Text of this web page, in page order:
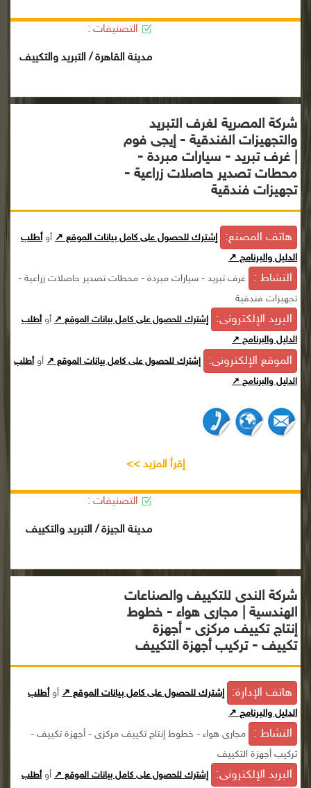
التصنيفات :
مدينة القاهرة / التبريد والتكييف
شركة المصرية لغرف التبريد
والتجهيزات الفندقية - إيجى فوم
| غرف تبريد - سيارات مبردة -
محطات تصدير حاصلات زراعية -
تجهيزات فندقية
هاتف المصنع: إشترك للحصول على كامل بيانات الموقع ↗ أوأطلب
الدليل والبرنامج ↗
النشاط :
غرف تبريد - سيارات مبردة - محطات تصدير حاصلات زراعية -
تجهيزات فندقية
البريد الإلكترونى: إشترك للحصول على كامل بيانات الموقع ↗ أوأطلب
الدليل والبرنامج ↗
الموقع الإلكترونى: إشترك للحصول على كامل بيانات الموقع ↗ أوأطلب
الدليل والبرنامج ↗
إقرأ المزيد >>
التصنيفات :
مدينة الجيزة / التبريد والتكييف
شركة الندى للتكييف والصناعات
الهندسية | مجارى هواء - خطوط
إنتاج تكييف مركزى - أجهزة
تكييف - تركيب أجهزة التكييف
هاتف الإدارة: إشترك للحصول على كامل بيانات الموقع ↗ أوأطلب
الدليل والبرنامج ↗
النشاط :
مجارى هواء - خطوط إنتاج تكييف مركزى - أجهزة تكييف -
تركيب أجهزة التكييف
البريد الإلكترونى: إشترك للحصول على كامل بيانات الموقع ↗ أوأطلب